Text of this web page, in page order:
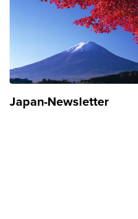
Japan-Newsletter